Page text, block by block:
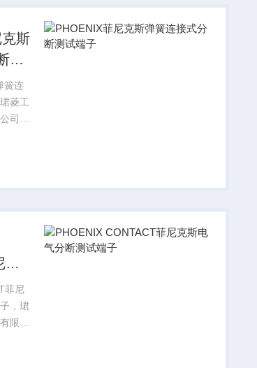
斯
测
簧连
菱工
司销
气全
克
端
菲尼
，珺
限公
气全